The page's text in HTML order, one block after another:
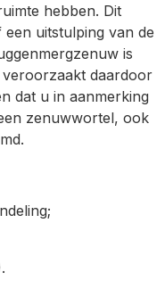
hebben. Dit
uitstulping van de
is
daardoor
dat u in aanmerking
zenuwwortel, ook